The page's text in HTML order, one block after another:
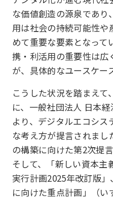
な価値創造の源泉であ
用は社会の持続可能性
めて重要な要素となって
携・利活用の重要性は広
が、具体的なユースケー
こうした状況を踏まえて
に、一般社団法人 日本経
より、デジタルエコシス
な考え方が提言されまし
の構築に向けた第2次提言
そして、「新しい資本主
実行計画2025年改訂版
に向けた重点計画」（い